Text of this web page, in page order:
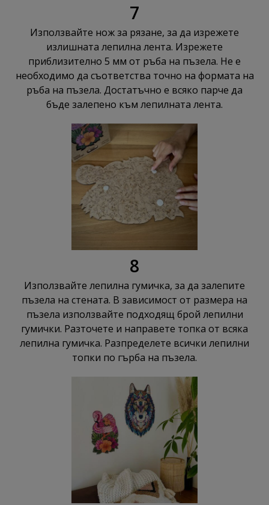
7
Използвайте нож за рязане, за да изрежете
излишната лепилна лента. Изрежете
приблизително 5 мм от ръба на пъзела. Не е
необходимо да съответства точно на формата на
ръба на пъзела. Достатъчно е всяко парче да
бъде залепено към лепилната лента.
8
Използвайте лепилна гумичка, за да залепите
пъзела на стената. В зависимост от размера на
пъзела използвайте подходящ брой лепилни
гумички. Разточете и направете топка от всяка
лепилна гумичка. Разпределете всички лепилни
топки по гърба на пъзела.